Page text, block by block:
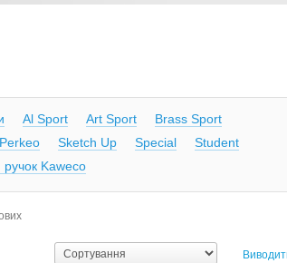
Al Sport Art Sport
Brass Sport
Perkeo Sketch Up Special
Student
ручок Kaweco